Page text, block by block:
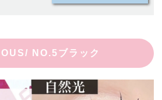
NO.5ブラック